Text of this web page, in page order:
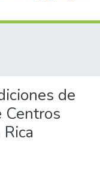
de
Centros